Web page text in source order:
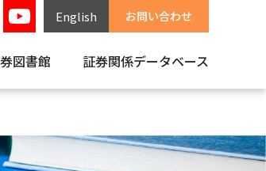
English お問い合わせ
図書館 証券関係データベース